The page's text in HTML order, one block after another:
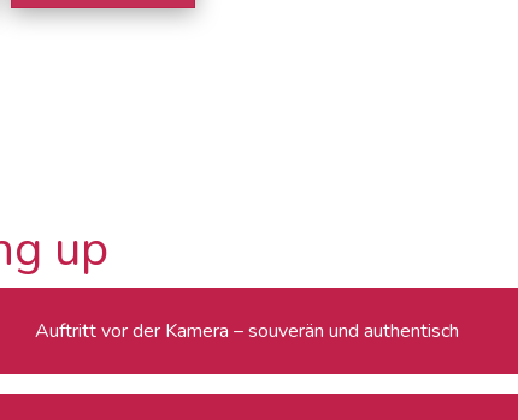
up
Auftritt vor der Kamera – souverän und authentisch